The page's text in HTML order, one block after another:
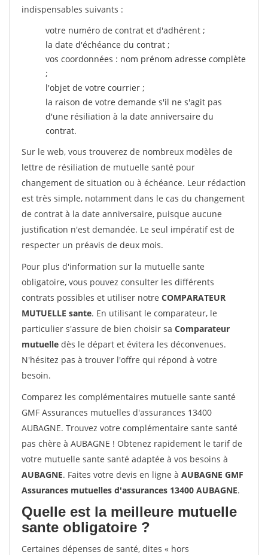
indispensables suivants :
votre numéro de contrat et d'adhérent ;
la date d'échéance du contrat ;
vos coordonnées : nom prénom adresse complète
;
l'objet de votre courrier ;
la raison de votre demande s'il ne s'agit pas
d'une résiliation à la date anniversaire du
contrat.
Sur le web, vous trouverez de nombreux modèles de
lettre de résiliation de mutuelle santé pour
changement de situation ou à échéance. Leur rédaction
est très simple, notamment dans le cas du changement
de contrat à la date anniversaire, puisque aucune
justification n'est demandée. Le seul impératif est de
respecter un préavis de deux mois.
Pour plus d'information sur la mutuelle sante
obligatoire, vous pouvez consulter les différents
contrats possibles et utiliser notre COMPARATEUR
MUTUELLE sante. En utilisant le comparateur, le
particulier s'assure de bien choisir sa Comparateur
mutuelle dès le départ et évitera les déconvenues.
N'hésitez pas à trouver l'offre qui répond à votre
besoin.
Comparez les complémentaires mutuelle sante santé
GMF Assurances mutuelles d'assurances 13400
AUBAGNE. Trouvez votre complémentaire sante santé
pas chère à AUBAGNE ! Obtenez rapidement le tarif de
votre mutuelle sante santé adaptée à vos besoins à
AUBAGNE. Faites votre devis en ligne à AUBAGNE GMF
Assurances mutuelles d'assurances 13400 AUBAGNE.
Quelle est la meilleure mutuelle
sante obligatoire ?
Certaines dépenses de santé, dites « hors